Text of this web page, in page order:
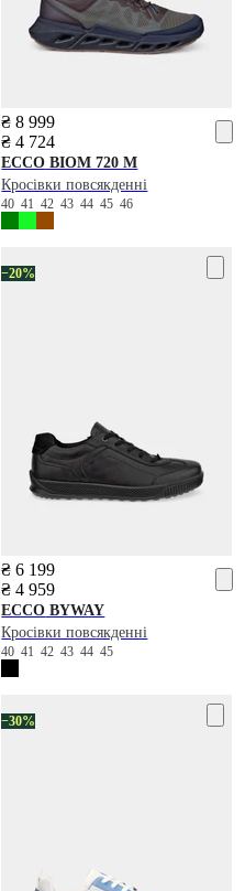
₴ 8 999
₴ 4 724
ECCO BIOM 720 M
Кросівки повсякденні
40414243444546
−20%
₴ 6 199
₴ 4 959
ECCO BYWAY
Кросівки повсякденні
404142434445
−30%